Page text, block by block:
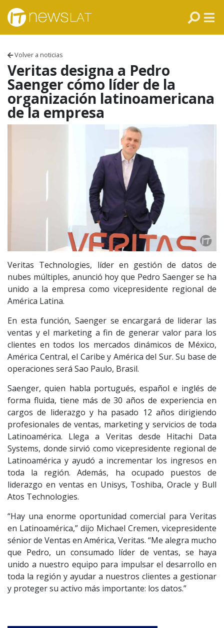
Skip to content
Volver a noticias
Veritas designa a Pedro
Saenger cómo líder de la
organización latinoamericana
de la empresa
Veritas Technologies, líder en gestión de datos de
nubes múltiples, anunció hoy que Pedro Saenger se ha
unido a la empresa como vicepresidente regional de
América Latina.
En esta función, Saenger se encargará de liderar las
ventas y el marketing a fin de generar valor para los
clientes en todos los mercados dinámicos de México,
América Central, el Caribe y América del Sur. Su base de
operaciones será Sao Paulo, Brasil.
Saenger, quien habla portugués, español e inglés de
forma fluida, tiene más de 30 años de experiencia en
cargos de liderazgo y ha pasado 12 años dirigiendo
profesionales de ventas, marketing y servicios de toda
Latinoamérica. Llega a Veritas desde Hitachi Data
Systems, donde sirvió como vicepresidente regional de
Latinoamérica y ayudó a incrementar los ingresos en
toda la región. Además, ha ocupado puestos de
liderazgo en ventas en Unisys, Toshiba, Oracle y Bull
Atos Technologies.
“Hay una enorme oportunidad comercial para Veritas
en Latinoamérica,” dijo Michael Cremen, vicepresidente
sénior de Ventas en América, Veritas. “Me alegra mucho
que Pedro, un consumado líder de ventas, se haya
unido a nuestro equipo para impulsar el desarrollo en
toda la región y ayudar a nuestros clientes a gestionar
y proteger su activo más importante: los datos.”
VENEZUELA
ECUADOR
PERÚ
CHILE
ARGENTINA
MÉXICO